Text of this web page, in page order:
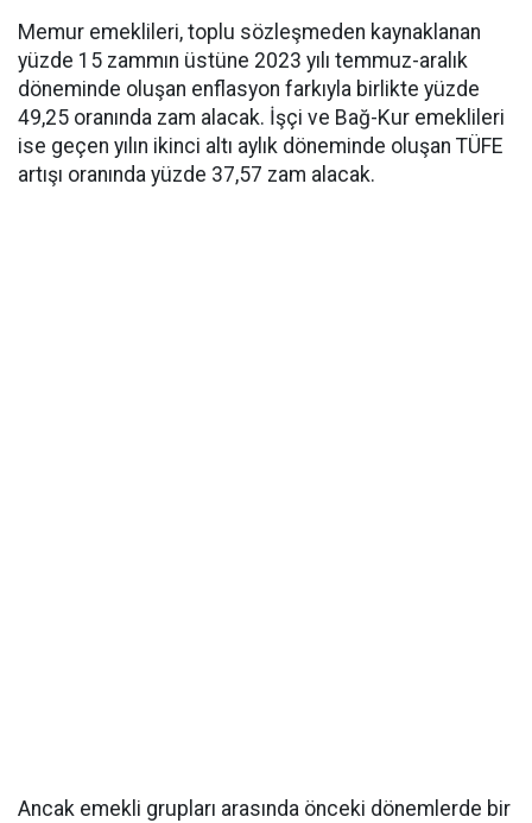
Memur emeklileri, toplu sözleşmeden kaynaklanan
yüzde 15 zammın üstüne 2023 yılı temmuz-aralık
döneminde oluşan enflasyon farkıyla birlikte yüzde
49,25 oranında zam alacak. İşçi ve Bağ-Kur emeklileri
ise geçen yılın ikinci altı aylık döneminde oluşan TÜFE
artışı oranında yüzde 37,57 zam alacak.
Ancak emekli grupları arasında önceki dönemlerde bir